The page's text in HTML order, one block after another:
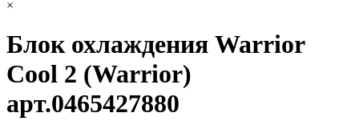
×
Блок охлаждения Warrior
Cool 2 (Warrior)
арт.0465427880